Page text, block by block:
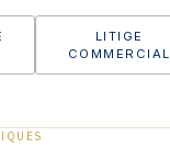
LITIGE
COMMERCIAL